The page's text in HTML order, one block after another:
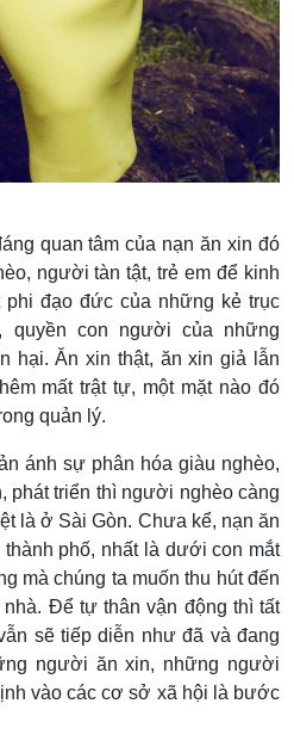
quan tâm của nạn ăn xin đó
người tàn tật, trẻ em để kinh
đạo đức của những kẻ trục
quyền con người của những
hại. Ăn xin thật, ăn xin giả lẫn
mất trật tự, một mặt nào đó
quản lý.
ánh sự phân hóa giàu nghèo,
phát triển thì người nghèo càng
là ở Sài Gòn. Chưa kể, nạn ăn
phố, nhất là dưới con mắt
mà chúng ta muốn thu hút đến
Để tự thân vận động thì tất
sẽ tiếp diễn như đã và đang
người ăn xin, những người
vào các cơ sở xã hội là bước